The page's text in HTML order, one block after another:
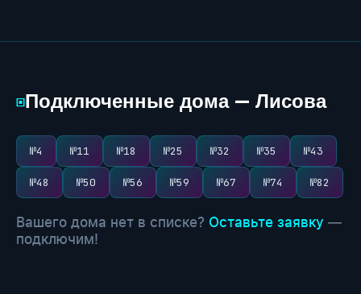
▣Подключенные дома — Лисова
№4 №11 №18 №25 №32 №35 №43
№48 №50 №56 №59 №67 №74 №82
Вашего дома нет в списке? Оставьте заявку —
подключим!